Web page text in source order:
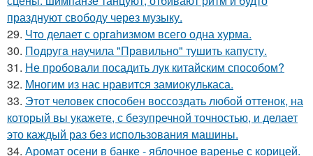
празднуют свободу через музыку.
29. Чтo делает с оргahизмом всего одна хурма.
30. Подругa нaучила "Прaвильно" тушить капусту.
31. Не пробовали посадить лук китайским способом?
32. Многим из нас нравится замиокулькаса.
33. Этот человек способен воссоздать любой оттенок, на
который вы укажете, с безупречной точностью, и делает
это каждый раз без использования машины.
34. Аромат осени в банке - яблочное варенье с корицей.